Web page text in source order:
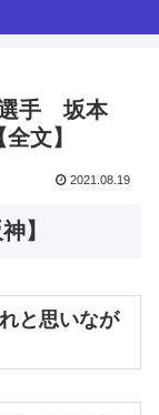
手 坂本
文】
2021.08.19
】
と思いなが